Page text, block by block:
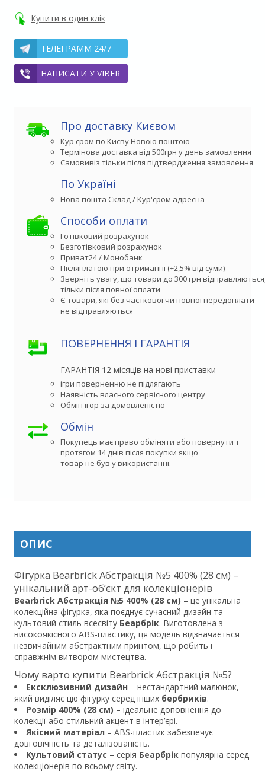
Купити в один клік
ТЕЛЕГРАММ 24/7
НАПИСАТИ У VIBER
Про доставку Києвом
Кур'єром по Києву Новою поштою
Термінова доставка від 500грн у день замовлення
Самовивіз тільки після підтвердження замовлення
По Україні
Способи оплати
Готівковий розрахунок
Безготівковий розрахунок
Приват24 / Монобанк
Післяплатою при отриманні (+2,5% від суми)
Зверніть увагу, що товари до 300 грн
тільки після повної оплати
Є товари, які без часткової чи повної передоплати
не відправляються
ПОВЕРНЕННЯ І ГАРАНТІЯ
ГАРАНТІЯ 12 місяців на нові приставки
ігри поверненню не підлягають
Наявність власного сервісного центру
Обмін ігор за домовленістю
Обмін
Покупець має право обміняти або повернути товар
протягом 14 днів після покупки якщо
товар не був у використанні.
ОПИС
Фігурка Bearbrick Абстракція №5 400% (28 см) –
унікальний арт-об’єкт для колекціонерів
Bearbrick Абстракція №5 400% (28 см) – це унікальна
колекційна фігурка, яка поєднує сучасний дизайн та
культовий стиль всесвіту Беарбрік. Виготовлена з
високоякісного ABS-пластику, ця модель відзначається
незвичайним абстрактним принтом, що робить її
справжнім витвором мистецтва.
Чому варто купити Bearbrick Абстракція №5?
Ексклюзивний дизайн – нестандартний малюнок,
який виділяє цю фігурку серед інших бербриків.
Розмір 400% (28 см) – ідеальне доповнення до
колекції або стильний акцент в інтер’єрі.
Якісний матеріал – ABS-пластик забезпечує
довговічність та деталізованість.
Культовий статус – серія Беарбрік популярна серед
колекціонерів по всьому світу.